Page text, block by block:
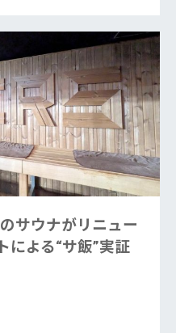
サウナがリニュー
による“サ飯”実証